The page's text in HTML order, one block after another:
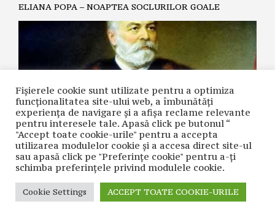
ELIANA POPA – NOAPTEA SOCLURILOR GOALE
GEORGE ANINOȘAN – Testamentul lui Emanuil Gojdu,
model de filantropie
Fișierele cookie sunt utilizate pentru a optimiza
funcţionalitatea site-ului web, a îmbunătăţi
experienţa de navigare şi a afişa reclame relevante
pentru interesele tale. Apasă click pe butonul “
"Accept toate cookie-urile" pentru a accepta
utilizarea modulelor cookie şi a accesa direct site-ul
sau apasă click pe "Preferințe cookie" pentru a-ţi
schimba preferinţele privind modulele cookie.
Cookie Settings ACCEPT TOATE COOKIE-URILE